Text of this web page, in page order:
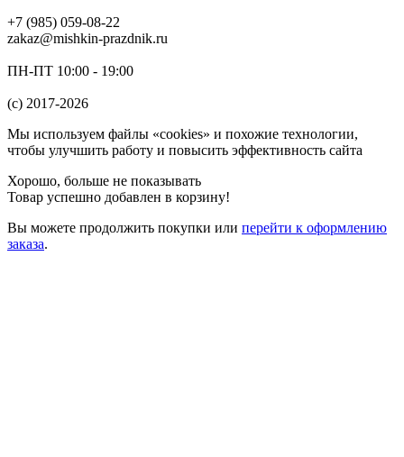
+7 (985) 059-08-22
zakaz@mishkin-prazdnik.ru
ПН-ПТ 10:00 - 19:00
(c) 2017-2026
Мы используем файлы «cookies» и похожие технологии,
чтобы улучшить работу и повысить эффективность сайта
Хорошо, больше не показывать
Товар успешно добавлен в корзину!
Вы можете продолжить покупки или перейти к оформлению
заказа.